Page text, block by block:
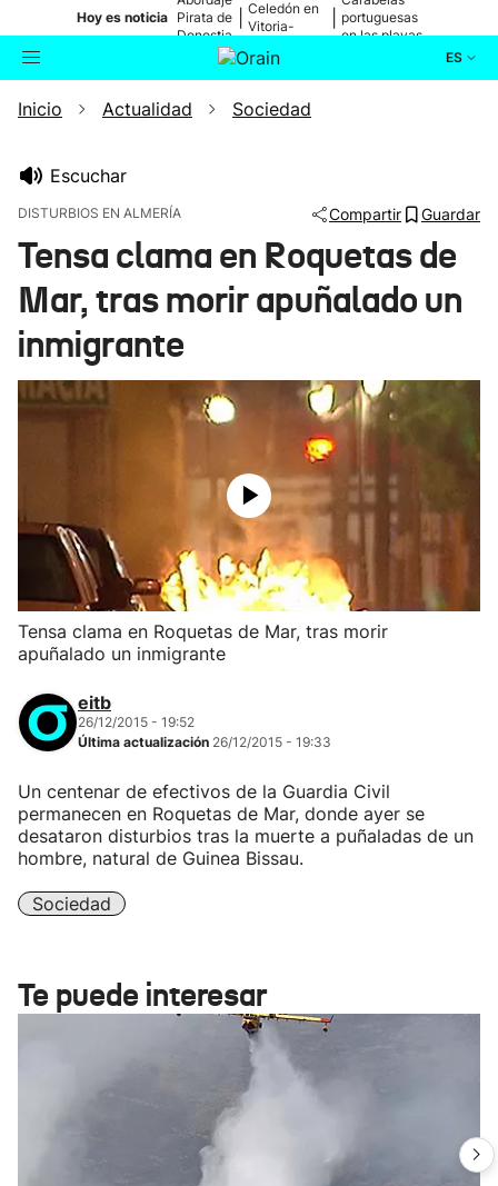
Hoy es noticia Pirata de
Donostia
Celedón en
Vitoria-
portuguesas
en las playas
ES
Buscador Actualidad
Ikusmiran
Inicio Actualidad Sociedad
Escuchar
DISTURBIOS EN ALMERÍA Compartir Guardar
Tensa clama en Roquetas de
Mar, tras morir apuñalado un
inmigrante
Tensa clama en Roquetas de Mar, tras morir
apuñalado un inmigrante
eitb
26/12/2015 - 19:52
Última actualización 26/12/2015 - 19:33
Un centenar de efectivos de la Guardia Civil
permanecen en Roquetas de Mar, donde ayer se
desataron disturbios tras la muerte a puñaladas de un
hombre, natural de Guinea Bissau.
Sociedad
Te puede interesar